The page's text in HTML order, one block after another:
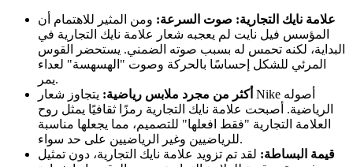
علامة نايك التجارية: صوت السرعة: ومن المثير للاهتمام أن
المؤسس فيل نايت لم يعجبه شعار علامة نايك التجارية في
البداية، لكنه تحمس له بسبب صوته الضمني. يستحضر القوس
المرئي للشكل إحساسًا بالحركة وصوت "الهسهسة" لعداء
يمر.
أكثر من مجرد ملابس رياضية: يتجاوز شعار Nike أصوله
الرياضية. أصبحت علامة نايك التجارية رمزًا ثقافيًا يمثل روح
العلامة التجارية "فقط افعلها" للتصميم، مما يجعلها مناسبة
للرياضيين وغير الرياضيين على حد سواء.
قيمة البساطة: لقد تم تزويد علامة نايك التجارية، دون تمثيل